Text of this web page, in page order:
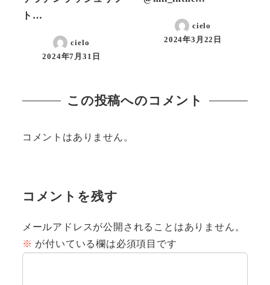
ト…
cielo
投稿日
2024年7月31日
cielo
投稿日
2024年3月22日
この投稿へのコメント
コメントはありません。
コメントを残す
メールアドレスが公開されることはありません。
※ が付いている欄は必須項目です